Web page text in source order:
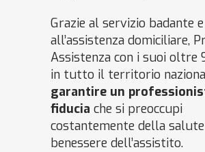
Grazie al servizio badante e
all’assistenza domiciliare,
Assistenza con i suoi oltre
in tutto il territorio
garantire un
fiducia che si preoccupi
costantemente della
benessere dell’assistito.